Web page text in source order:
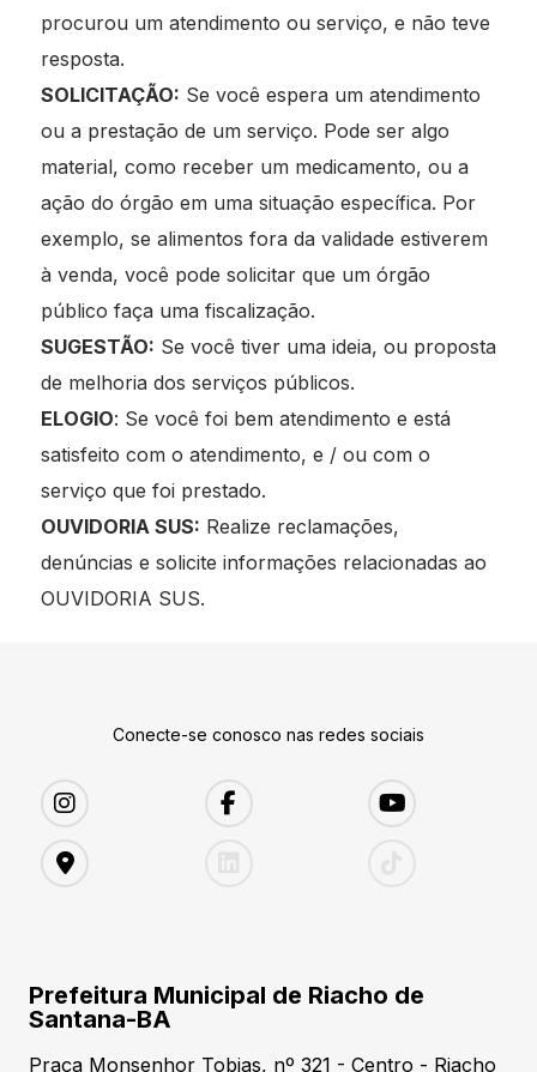
procurou um atendimento ou serviço, e não teve
resposta.
SOLICITAÇÃO: Se você espera um atendimento
ou a prestação de um serviço. Pode ser algo
material, como receber um medicamento, ou a
ação do órgão em uma situação específica. Por
exemplo, se alimentos fora da validade estiverem
à venda, você pode solicitar que um órgão
público faça uma fiscalização.
SUGESTÃO: Se você tiver uma ideia, ou proposta
de melhoria dos serviços públicos.
ELOGIO: Se você foi bem atendimento e está
satisfeito com o atendimento, e / ou com o
serviço que foi prestado.
OUVIDORIA SUS: Realize reclamações,
denúncias e solicite informações relacionadas ao
OUVIDORIA SUS.
Conecte-se conosco nas redes sociais
Prefeitura Municipal de Riacho de
Santana-BA
Praça Monsenhor Tobias, nº 321 - Centro - Riacho